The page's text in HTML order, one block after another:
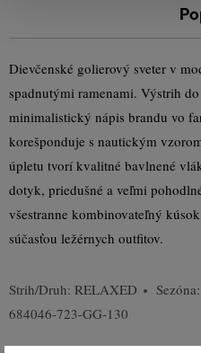
Dievčenské golierový sveter v
spadnutými ramenami. Výstrih
minimalistický nápis brandu vo
korešponduje s nautickým
úpletu tvorí kvalitné bavlnené
dotyk, priedušné a veľmi
všestranne kombinovateľný
súčasťou ležérnych outfitov.
Strih/Druh: RELAXED
684046-723-GG-130